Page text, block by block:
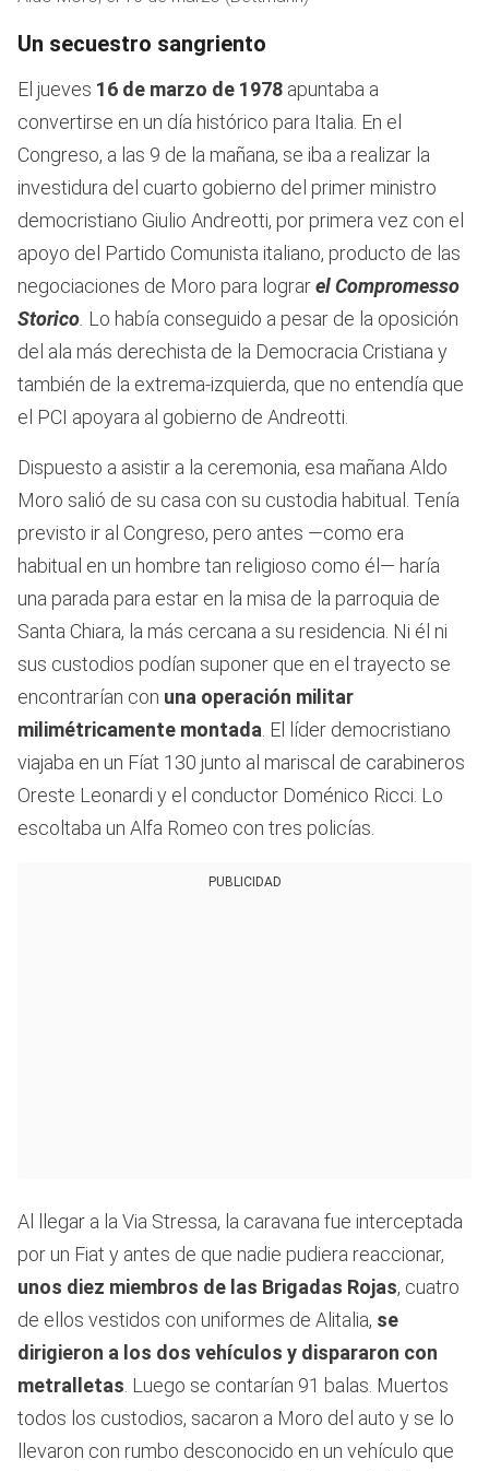
Un secuestro sangriento
El jueves 16 de marzo de 1978 apuntaba a
convertirse en un día histórico para Italia. En el
Congreso, a las 9 de la mañana, se iba a realizar la
investidura del cuarto gobierno del primer ministro
democristiano Giulio Andreotti, por primera vez con el
apoyo del Partido Comunista italiano, producto de las
negociaciones de Moro para lograrel Compromesso
Storico. Lo había conseguido a pesar de la oposición
del ala más derechista de la Democracia Cristiana y
también de la extrema-izquierda, que no entendía que
el PCI apoyara al gobierno de Andreotti.
Dispuesto a asistir a la ceremonia, esa mañana Aldo
Moro salió de su casa con su custodia habitual. Tenía
previsto ir al Congreso, pero antes —como era
habitual en un hombre tan religioso como él— haría
una parada para estar en la misa de la parroquia de
Santa Chiara, la más cercana a su residencia. Ni él ni
sus custodios podían suponer que en el trayecto se
encontrarían con una operación militar
milimétricamente montada. El líder democristiano
viajaba en un Fíat 130 junto al mariscal de carabineros
Oreste Leonardi y el conductor Doménico Ricci. Lo
escoltaba un Alfa Romeo con tres policías.
PUBLICIDAD
Al llegar a la Via Stressa, la caravana fue interceptada
por un Fiat y antes de que nadie pudiera reaccionar,
unos diez miembros de las Brigadas Rojas, cuatro
de ellos vestidos con uniformes de Alitalia, se
dirigieron a los dos vehículos y dispararon con
metralletas. Luego se contarían 91 balas. Muertos
todos los custodios, sacaron a Moro del auto y se lo
llevaron con rumbo desconocido en un vehículo que